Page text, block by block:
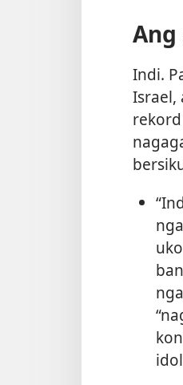
Ang
Indi.
Israel,